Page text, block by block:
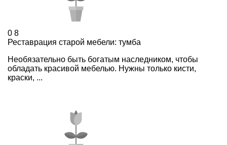
0 8
Реставрация старой мебели: тумба
Необязательно быть богатым наследником, чтобы
обладать красивой мебелью. Нужны только кисти,
краски, ...